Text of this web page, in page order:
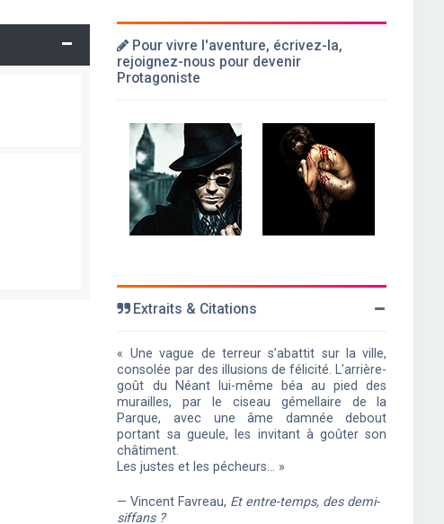
Pour vivre l'aventure, écrivez-la,
rejoignez-nous pour devenir
Protagoniste
Extraits & Citations
« Une vague de terreur s’abattit sur la ville,
consolée par des illusions de félicité. L'arrière-
goût du Néant lui-même béa au pied des
murailles, par le ciseau gémellaire de la
Parque, avec une âme damnée debout
portant sa gueule, les invitant à goûter son
châtiment.
Les justes et les pécheurs… »
— Vincent Favreau, Et entre-temps, des demi-
siffans ?